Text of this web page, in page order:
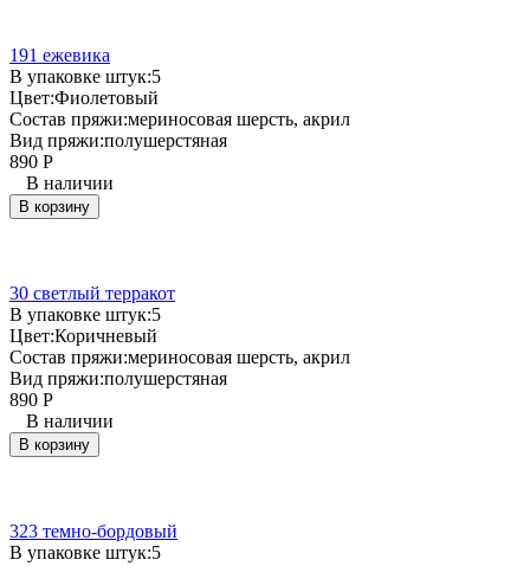
191 ежевика
В упаковке штук:5
Цвет:Фиолетовый
Состав пряжи:мериносовая шерсть, акрил
Вид пряжи:полушерстяная
890 Р
В наличии
В корзину
30 светлый терракот
В упаковке штук:5
Цвет:Коричневый
Состав пряжи:мериносовая шерсть, акрил
Вид пряжи:полушерстяная
890 Р
В наличии
В корзину
323 темно-бордовый
В упаковке штук:5